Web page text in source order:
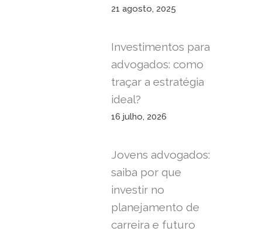
21 agosto, 2025
Investimentos para
advogados: como
traçar a estratégia
ideal?
16 julho, 2026
Jovens advogados:
saiba por que
investir no
planejamento de
carreira e futuro